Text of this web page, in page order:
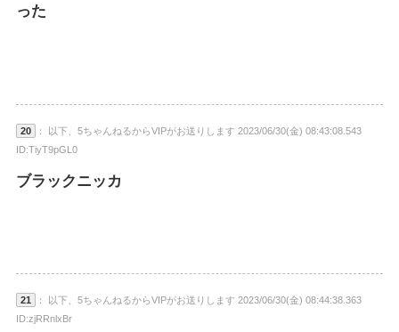
った
20
： 以下、5ちゃんねるからVIPがお送りします 2023/06/30(金) 08:43:08.543
ID:TiyT9pGL0
ブラックニッカ
21
： 以下、5ちゃんねるからVIPがお送りします 2023/06/30(金) 08:44:38.363
ID:zjRRnlxBr